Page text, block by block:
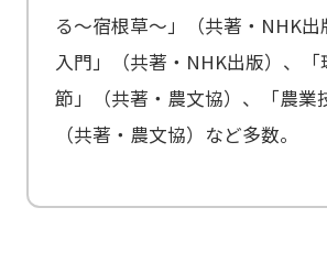
る～宿根草～」（共著・NHK出
入門」（共著・NHK出版）、「
節」（共著・農文協）、「農業
（共著・農文協）など多数。